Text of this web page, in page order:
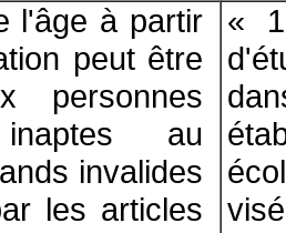
l'âge à partir
peut être
personnes
inaptes au
invalides
les articles
«